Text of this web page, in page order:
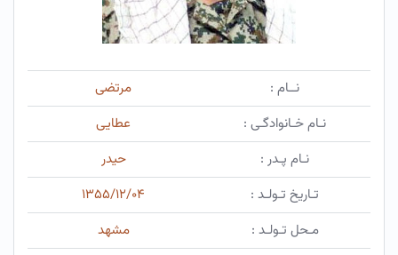
نــام :
مرتضی
نـام خـانوادگـی :
عطایی
نـام پـدر :
حیدر
تـاریخ تـولـد :
۱۳۵۵/۱۲/۰۴
مـحل تـولـد :
مشهد